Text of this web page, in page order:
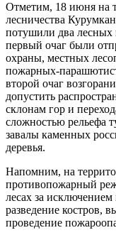
Отметим, 18 июня на
лесничества
потушили два лесных
первый очаг были
охраны, местных
пожарных-
второй очаг
допустить
склонам гор и
сложностью рельефа
завалы каменных
деревья.
Напомним, на
противопожарный
лесах за
разведение костров,
проведение